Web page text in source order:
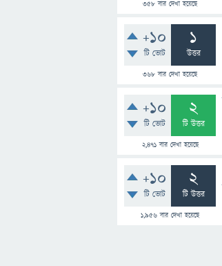
358 বার দেখা হয়েছে
+10
টি ভোট
1
উত্তর
368 বার দেখা হয়েছে
+10
টি ভোট
2
টি উত্তর
2,471বার দেখা হয়েছে
+10
টি ভোট
2
টি উত্তর
1,956 বার দেখা হয়েছে